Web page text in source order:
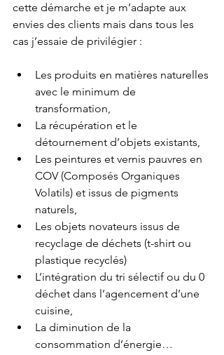
cette démarche et je m’adapte aux
envies des clients mais dans tous les
cas j’essaie de privilégier :
Les produits en matières naturelles
avec le minimum de
transformation,
La récupération et le
détournement d’objets existants,
Les peintures et vernis pauvres en
COV (Composés Organiques
Volatils) et issus de pigments
naturels,
Les objets novateurs issus de
recyclage de déchets (t-shirt ou
plastique recyclés)
L’intégration du tri sélectif ou du 0
déchet dans l’agencement d’une
cuisine,
La diminution de la
consommation d’énergie…